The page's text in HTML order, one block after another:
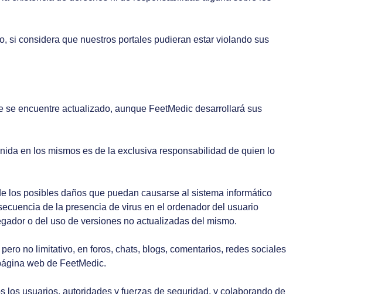
si considera que nuestros portales pudieran estar violando sus
encuentre actualizado, aunque FeetMedic desarrollará sus
en los mismos es de la exclusiva responsabilidad de quien lo
los posibles daños que puedan causarse al sistema informático
de la presencia de virus en el ordenador del usuario
o del uso de versiones no actualizadas del mismo.
no limitativo, en foros, chats, blogs, comentarios, redes sociales
web de FeetMedic.
usuarios, autoridades y fuerzas de seguridad, y colaborando de